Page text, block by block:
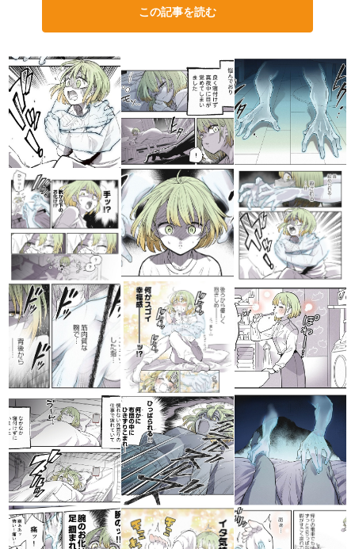
この記事を読む